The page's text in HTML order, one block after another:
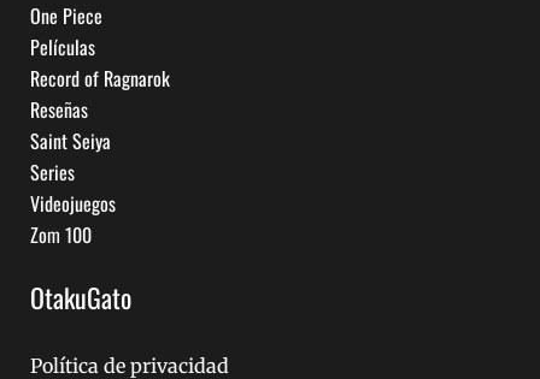
One Piece
Películas
Record of Ragnarok
Reseñas
Saint Seiya
Series
Videojuegos
Zom 100
OtakuGato
Política de privacidad